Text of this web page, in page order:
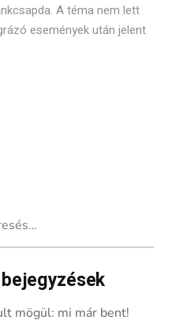
A téma nem lett
események után jelent
mögül: mi már bent!